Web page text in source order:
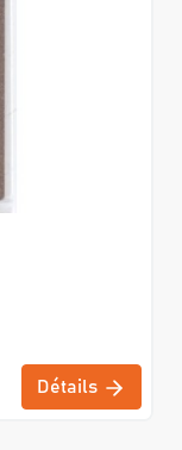
Détails